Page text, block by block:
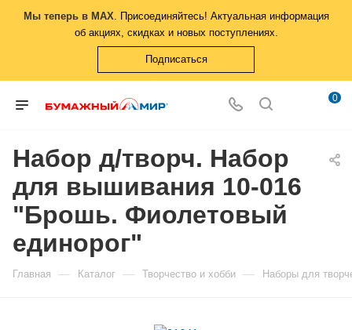
Мы теперь в MAX. Присоединяйтесь! Актуальная информация
об акциях, скидках и новых поступлениях.
Подписаться
0
Набор д/творч. Набор
для вышивания 10-016
"Брошь. Фиолетовый
единорог"
Главная — Каталог — Творчество и хобби — Наборы для